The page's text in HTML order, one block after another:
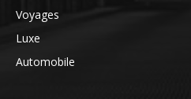
Voyages
Luxe
Automobile